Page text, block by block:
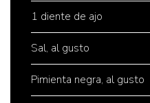
1 diente de ajo
Sal, al gusto
Pimienta negra, al gusto